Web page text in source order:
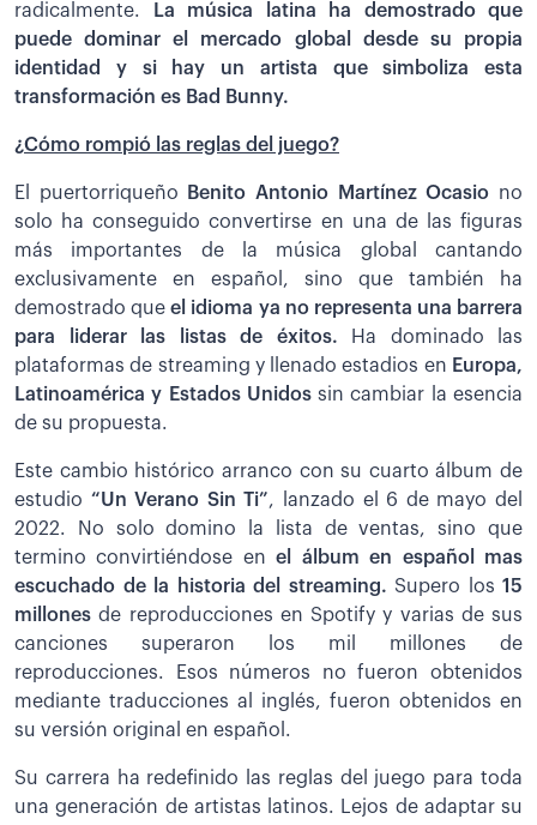
radicalmente.
La música latina ha demostrado que
puede dominar el mercado global desde su propia
identidad y si hay un artista que simboliza esta
transformación es Bad Bunny.
¿Cómo rompió las reglas del juego?
El puertorriqueño Benito Antonio Martínez Ocasio no
solo ha conseguido convertirse en una de las figuras
más importantes de la música global cantando
exclusivamente en español, sino que también ha
demostrado queel idioma ya no representa una barrera
para liderar las listas de éxitos. Ha dominado las
plataformas de streaming y llenado estadios en Europa,
Latinoamérica y Estados Unidossin cambiar la esencia
de su propuesta.
Este cambio histórico arranco con su cuarto álbum de
estudio “Un Verano Sin Ti”, lanzado el 6 de mayo del
2022. No solo domino la lista de ventas, sino que
termino convirtiéndose enel álbum en español mas
escuchado de la historia del streaming. Supero los 15
millones de reproducciones en Spotify y varias de sus
canciones superaron los mil millones de
reproducciones. Esos números no fueron obtenidos
mediante traducciones al inglés, fueron obtenidos en
su versión original en español.
Su carrera ha redefinido las reglas del juego para toda
una generación de artistas latinos. Lejos de adaptar su